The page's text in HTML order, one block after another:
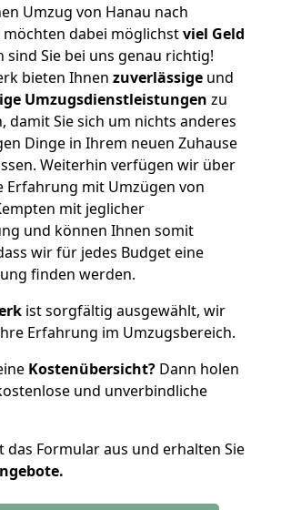
Umzug von Hanau nach
dabei möglichstviel Geld
sind Sie bei uns genau richtig!
bieten Ihnen zuverlässige und
Umzugsdienstleistungen zu
damit Sie sich um nichts anderes
Dinge in Ihrem neuen Zuhause
Weiterhin verfügen wir über
Erfahrung mit Umzügen von
mit jeglicher
und können Ihnen somit
wir für jedes Budget eine
finden werden.
ist sorgfältig ausgewählt, wir
Erfahrung im Umzugsbereich.
Kostenübersicht? Dann holen
und unverbindliche
das Formular aus und erhalten Sie